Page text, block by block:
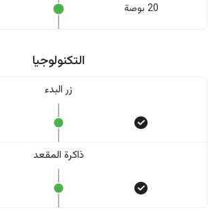
20 بوصة
التكنولوجيا
زر البدء
ذاكرة المقعد